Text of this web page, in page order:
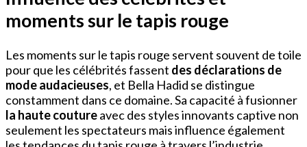
moments sur le tapis rouge
Les moments sur le tapis rouge servent souvent de toile
pour que les célébrités fassent des déclarations de
mode audacieuses, et Bella Hadid se distingue
constamment dans ce domaine. Sa capacité à fusionner
la haute coutureavec des styles innovants captive non
seulement les spectateurs mais influence également